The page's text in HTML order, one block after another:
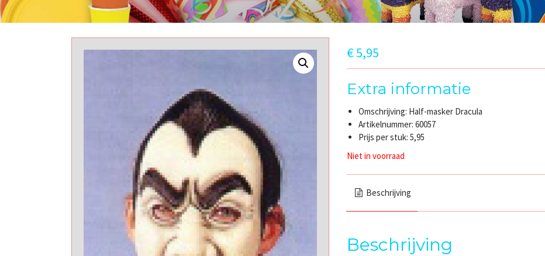
€5,95
Extra informatie
Omschrijving: Half-masker Dracula
Artikelnummer: 60057
Prijs per stuk: 5,95
Niet in voorraad
Beschrijving
Beschrijving